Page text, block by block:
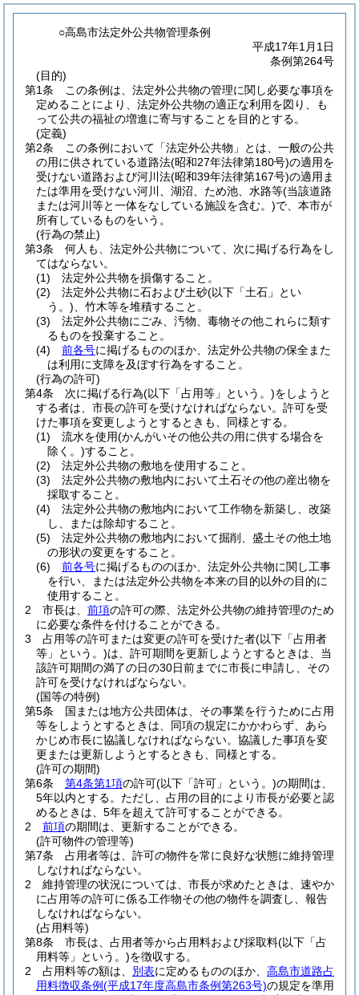
○高島市法定外公共物管理条例
平成17年1月1日
条例第264号
(目的)
第1条
この条例は、法定外公共物の管理に関し必要な事項を
定めることにより、法定外公共物の適正な利用を図り、も
って公共の福祉の増進に寄与することを目的とする。
(定義)
第2条
この条例において「法定外公共物」とは、一般の公共
の用に供されている道路法(昭和27年法律第180号)の適用を
受けない道路および河川法(昭和39年法律第167号)の適用ま
たは準用を受けない河川、湖沼、ため池、水路等(当該道路
または河川等と一体をなしている施設を含む。)で、本市が
所有しているものをいう。
(行為の禁止)
第3条
何人も、法定外公共物について、次に掲げる行為をし
てはならない。
(1)
法定外公共物を損傷すること。
(2)
法定外公共物に石および土砂(以下「土石」とい
う。) 、竹木等を堆積すること。
(3)
法定外公共物にごみ、汚物、毒物その他これらに類す
るものを投棄すること。
(4)
前各号に掲げるもののほか、法定外公共物の保全また
は利用に支障を及ぼす行為をすること。
(行為の許可)
第4条
次に掲げる行為(以下「占用等」という。)をしようと
する者は、市長の許可を受けなければならない。 許可を受
けた事項を変更しようとするときも、同様とする。
(1)
流水を使用(かんがいその他公共の用に供する場合を
除く。)すること。
(2)
法定外公共物の敷地を使用すること。
(3)
法定外公共物の敷地内において土石その他の産出物を
採取すること。
(4)
法定外公共物の敷地内において工作物を新築し、改築
し、または除却すること。
(5)
法定外公共物の敷地内において掘削、盛土その他土地
の形状の変更をすること。
(6)
前各号に掲げるもののほか、法定外公共物に関し工事
を行い、または法定外公共物を本来の目的以外の目的に
使用すること。
2
市長は、 前項の許可の際、法定外公共物の維持管理のため
に必要な条件を付けることができる。
3
占用等の許可または変更の許可を受けた者(以下「占用者
等」という。)は、許可期間を更新しようとするときは、当
該許可期間の満了の日の30日前までに市長に申請し、その
許可を受けなければならない。
(国等の特例)
第5条
国または地方公共団体は、その事業を行うために占用
等をしようとするときは、同項の規定にかかわらず、あら
かじめ市長に協議しなければならない。 協議した事項を変
更または更新しようとするときも、同様とする。
(許可の期間)
第6条
第4条第1項の許可(以下「許可」という。)の期間は、
5年以内とする。 ただし、占用の目的により市長が必要と認
めるときは、5年を超えて許可することができる。
2
前項の期間は、更新することができる。
(許可物件の管理等)
第7条
占用者等は、許可の物件を常に良好な状態に維持管理
しなければならない。
2
維持管理の状況については、市長が求めたときは、速やか
に占用等の許可に係る工作物その他の物件を調査し、報告
しなければならない。
(占用料等)
第8条
市長は、占用者等から占用料および採取料(以下「占
用料等」という。)を徴収する。
2
占用料等の額は、 別表に定めるもののほか、 高島市道路占
用料徴収条例(平成17年度高島市条例第263号)の規定を準用